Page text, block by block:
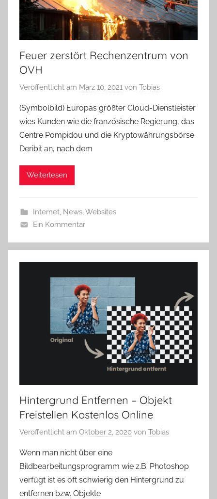
Feuer zerstört Rechenzentrum von
OVH
Veröffentlicht am März 10, 2021 von Tobias
(Symbolbild) Europas größter Cloud-Dienstleister
wies Kunden wie die französische Regierung, das
Centre Pompidou und die Kryptowährungsbörse
Deribit an, nach dem
Weiterlesen
Internet, News, Websites
Ein Kommentar
Hintergrund Entfernen – Objekt
Freistellen Kostenlos Online
Veröffentlicht am Oktober 2, 2020 von Tobias
Wenn man nicht über eine
Bildbearbeitungsprogramm wie z.B. Photoshop
verfügt ist es oft schwierig den Hintergrund zu
entfernen bzw. Objekte